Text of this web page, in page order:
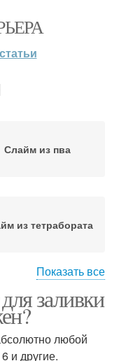
статьи
Слайм из пва
из тетрабората
Слайм из пены
Показать все
заливки
любой
и другие.